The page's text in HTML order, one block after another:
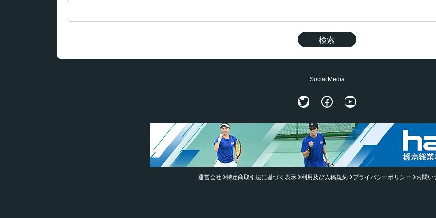
検
Social Media
TwitterFacebook
YouTube
運営会社 特定商取引法に基づく表示 利用及び入稿規約 プライバシーポリシー お問い